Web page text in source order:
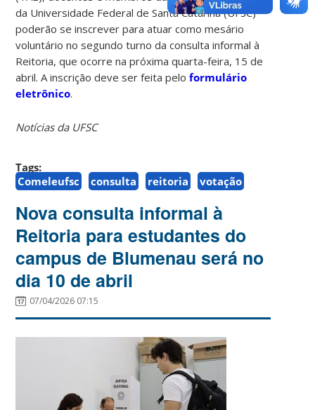
da Universidade Federal de Santa Catarina (UFSC)
poderão se inscrever para atuar como mesário
voluntário no segundo turno da consulta informal à
Reitoria, que ocorre na próxima quarta-feira, 15 de
abril. A inscrição deve ser feita peloformulário
eletrônico.
Notícias da UFSC
Tags:
Comeleufsc
consulta reitoria votação
Nova consulta informal à
Reitoria para estudantes do
campus de Blumenau será no
dia 10 de abril
07/04/2026 07:15